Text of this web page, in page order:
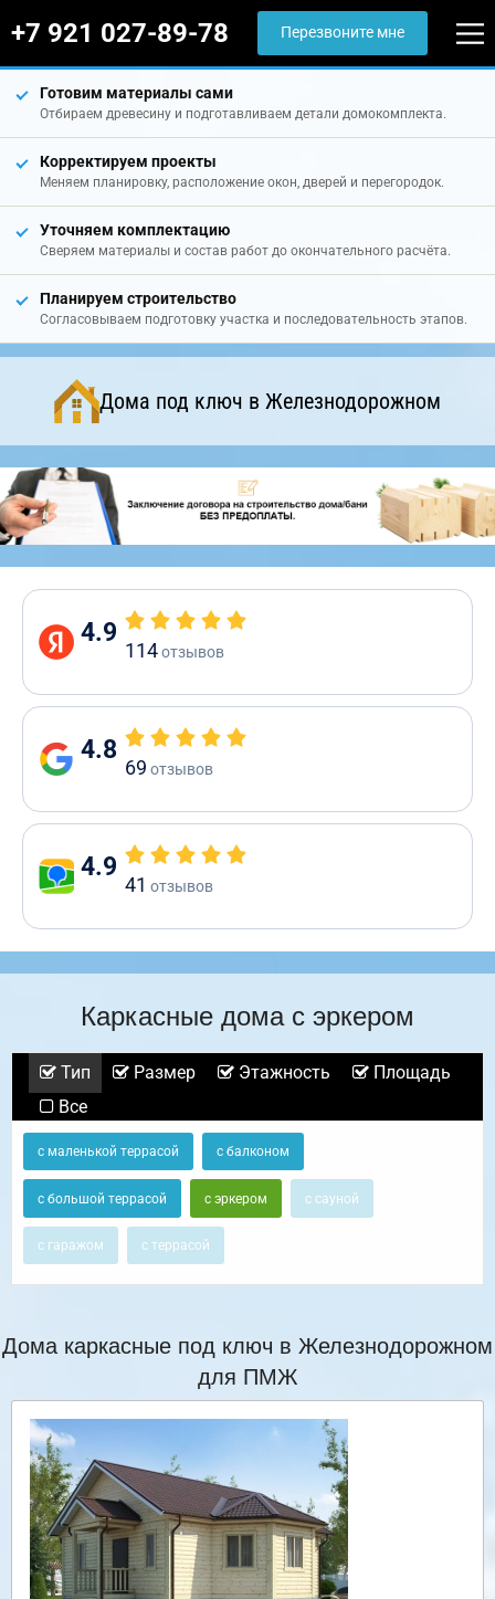
+7 921 027-89-78 Перезвоните мне
Готовим материалы сами
Отбираем древесину и подготавливаем детали домокомплекта.
Корректируем проекты
Меняем планировку, расположение окон, дверей и перегородок.
Уточняем комплектацию
Сверяем материалы и состав работ до окончательного расчёта.
Планируем строительство
Согласовываем подготовку участка и последовательность этапов.
Дома под ключ в Железнодорожном
4.9
114отзывов
4.8
69 отзывов
4.9
41 отзывов
Каркасные дома с эркером
Тип Размер Этажность
Площадь
Все
с маленькой террасой с балконом
с большой террасой с эркером с сауной
с гаражом с террасой
Дома каркасные под ключ в Железнодорожном
для ПМЖ